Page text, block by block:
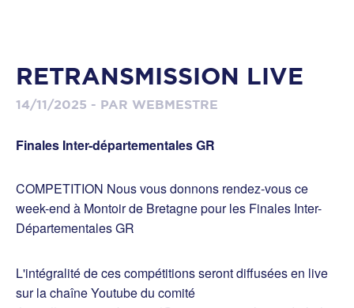
RETRANSMISSION LIVE
14/11/2025 - PAR WEBMESTRE
Finales Inter-départementales GR
COMPETITION Nous vous donnons rendez-vous ce
week-end à Montoir de Bretagne pour les Finales Inter-
Départementales GR
L'intégralité de ces compétitions seront diffusées en live
sur la chaîne Youtube du comité